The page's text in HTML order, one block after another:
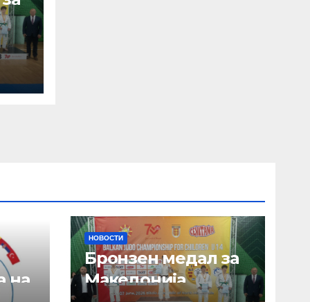
на
НОВОСТИ
Бронзен медал за
Македонија